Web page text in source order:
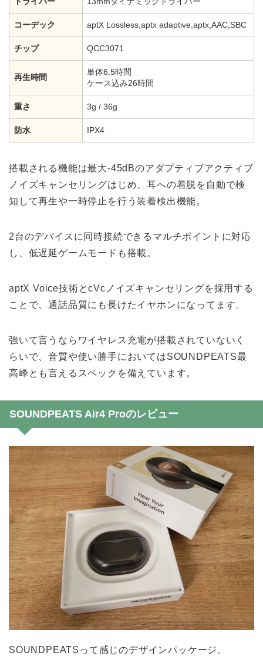
コーデック aptX Lossless,aptx adaptive,aptx,AAC,SBC
チップ QCC3071
再生時間
単体6.5時間
ケース込み26時間
重さ 3g / 36g
防水 IPX4
搭載される機能は最大-45dBのアダプティブアクティブ
ノイズキャンセリングはじめ、耳への着脱を自動で検
知して再生や一時停止を行う装着検出機能。
2台のデバイスに同時接続できるマルチポイントに対応
し、低遅延ゲームモードも搭載。
aptX Voice技術とcVcノイズキャンセリングを採用する
ことで、通話品質にも長けたイヤホンになってます。
強いて言うならワイヤレス充電が搭載されていないく
らいで、音質や使い勝手においてはSOUNDPEATS最
高峰とも言えるスペックを備えています。
SOUNDPEATS Air4 Proのレビュー
SOUNDPEATSって感じのデザインパッケージ。